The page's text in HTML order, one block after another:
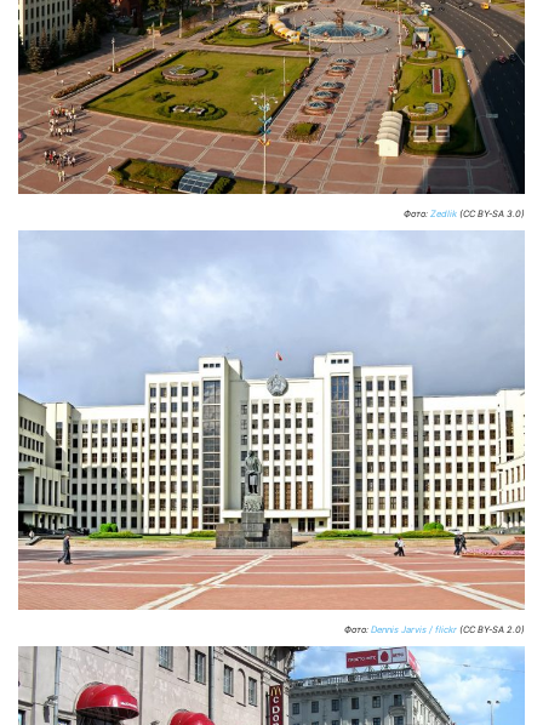
Фото: Zedlik (CC BY-SA 3.0)
Фото: Dennis Jarvis / flickr (CC BY-SA 2.0)